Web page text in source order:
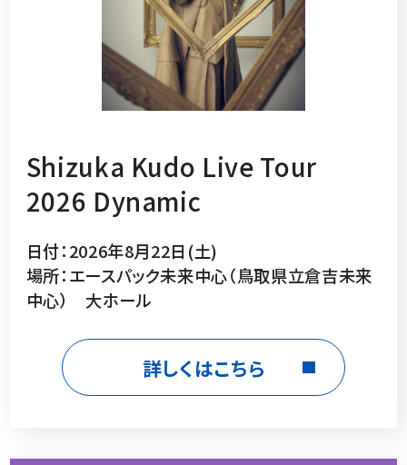
Shizuka Kudo Live Tour
2026 Dynamic
日付：2026年8月22日(土)
場所：エースパック未来中心（鳥取県立倉吉未来
中心） 大ホール
詳しくはこちら